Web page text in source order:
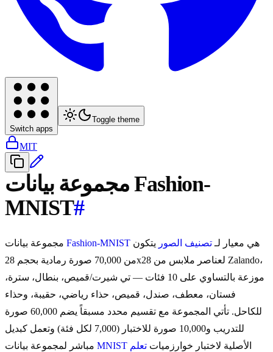
Switch apps
Toggle theme
MIT
مجموعة بيانات Fashion-
MNIST#
Fashion-MNIST هي معيار لـ تصنيف الصور يتكون
من 70,000 صورة رمادية بحجم 28x28 لعناصر ملابس من Zalando،
موزعة بالتساوي على 10 فئات — تي شيرت/قميص، بنطال، سترة،
فستان، معطف، صندل، قميص، حذاء رياضي، حقيبة، وحذاء
للكاحل. تأتي المجموعة مع تقسيم محدد مسبقاً يضم 60,000 صورة
للتدريب و10,000 صورة للاختبار (7,000 لكل فئة) وتعمل كبديل
MNIST الأصلية لاختبار خوارزميات تعلم